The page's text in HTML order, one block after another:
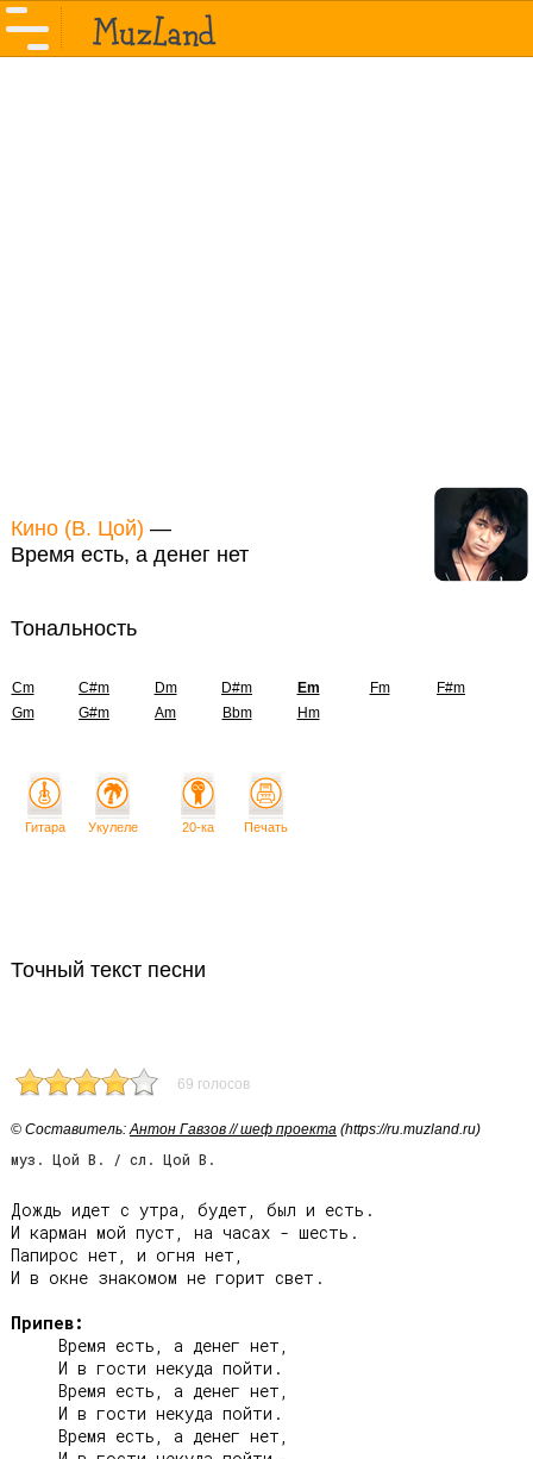
Кино (В. Цой) —
Время есть, а денег нет
Тональность
Cm C#m Dm D#m Em Fm
F#m
Gm
G#m Am Bbm Hm
Точный текст песни
69 голосов
© Cоставитель:Антон Гавзов // шеф проекта (https://ru.muzland.ru)
муз. Цой В. / сл. Цой В.
Дождь идет с утра, будет, был и есть.
И карман мой пуст, на часах - шесть.
Папирос нет, и огня нет,
И в окне знакомом не горит свет.
Припев:
Гитара Укулеле 20-ка Печать